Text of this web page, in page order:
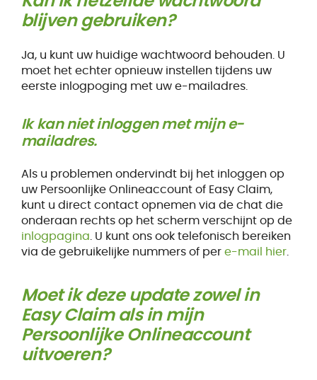
blijven gebruiken?
Ja, u kunt uw huidige wachtwoord behouden. U
moet het echter opnieuw instellen tijdens uw
eerste inlogpoging met uw e-mailadres.
Ik kan niet inloggen met mijn e-
mailadres.
Als u problemen ondervindt bij het inloggen op
uw Persoonlijke Onlineaccount of Easy Claim,
kunt u direct contact opnemen via de chat die
onderaan rechts op het scherm verschijnt op de
inlogpagina. U kunt ons ook telefonisch bereiken
via de gebruikelijke nummers of pere-mail hier.
Moet ik deze update zowel in
Easy Claim als in mijn
Persoonlijke Onlineaccount
uitvoeren?